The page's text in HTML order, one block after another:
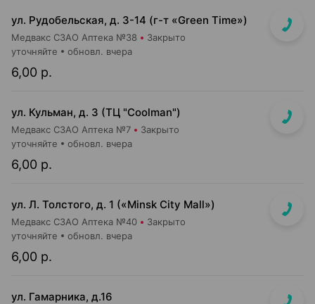
ул. Рудобельская, д. 3-14 (г-т «Green Time»)
Медвакс СЗАО Аптека №38 Закрыто
6,00 р.
уточняйте обновл. вчера
ул. Кульман, д. 3 (ТЦ "Coolman")
Медвакс СЗАО Аптека №7 Закрыто
6,00 р.
уточняйте обновл. вчера
ул. Л. Толстого, д. 1 («Minsk City Mall»)
Медвакс СЗАО Аптека №40 Закрыто
6,00 р.
уточняйте обновл. вчера
ул. Гамарника, д.16